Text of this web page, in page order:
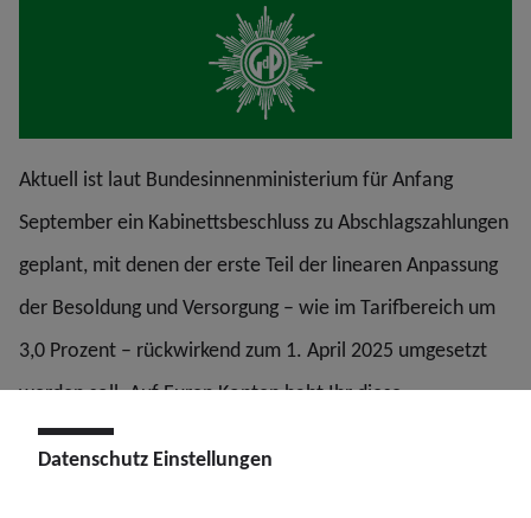
Aktuell ist laut Bundesinnenministerium für Anfang
September ein Kabinettsbeschluss zu Abschlagszahlungen
geplant, mit denen der erste Teil der linearen Anpassung
der Besoldung und Versorgung – wie im Tarifbereich um
3,0 Prozent – rückwirkend zum 1. April 2025 umgesetzt
werden soll. Auf Euren Konten habt Ihr diese
Abschlagszahlung dann voraussichtlich zusammen mit
Datenschutz Einstellungen